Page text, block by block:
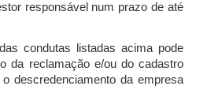
responsável num prazo de até
condutas listadas acima pode
da reclamação e/ou do cadastro
descredenciamento da empresa